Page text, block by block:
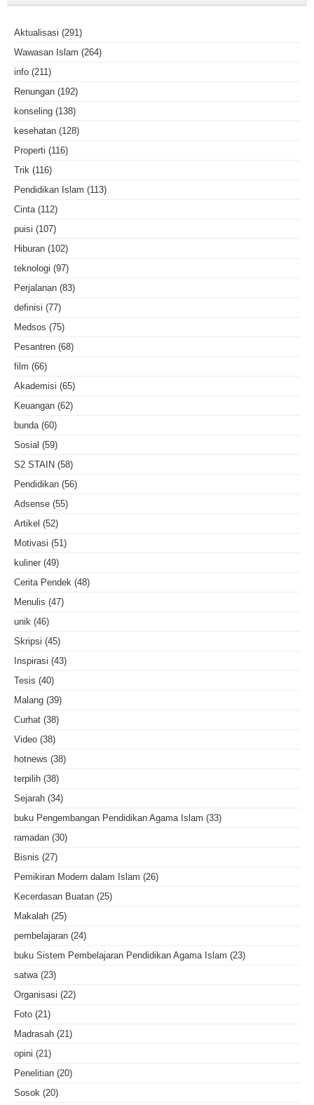
Aktualisasi (291)
Wawasan Islam (264)
info (211)
Renungan (192)
konseling (138)
kesehatan (128)
Properti (116)
Trik (116)
Pendidikan Islam (113)
Cinta (112)
puisi (107)
Hiburan (102)
teknologi (97)
Perjalanan (83)
definisi (77)
Medsos (75)
Pesantren (68)
film (66)
Akademisi (65)
Keuangan (62)
bunda (60)
Sosial (59)
S2 STAIN (58)
Pendidikan (56)
Adsense (55)
Artikel (52)
Motivasi (51)
kuliner (49)
Cerita Pendek (48)
Menulis (47)
unik (46)
Skripsi (45)
Inspirasi (43)
Tesis (40)
Malang (39)
Curhat (38)
Video (38)
hotnews (38)
terpilih (38)
Sejarah (34)
buku Pengembangan Pendidikan Agama Islam (33)
ramadan (30)
Bisnis (27)
Pemikiran Modern dalam Islam (26)
Kecerdasan Buatan (25)
Makalah (25)
pembelajaran (24)
buku Sistem Pembelajaran Pendidikan Agama Islam (23)
satwa (23)
Organisasi (22)
Foto (21)
Madrasah (21)
opini (21)
Penelitian (20)
Sosok (20)